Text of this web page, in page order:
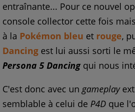
entraînante... Pour ce nouvel
console collector cette fois
à la Pokémon bleu et rouge,
Dancing est lui aussi sorti le
Persona 5 Dancingqui nous
C'est donc avec ungameplay
semblable à celui de P4D que